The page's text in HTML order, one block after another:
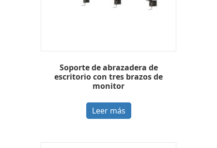
Soporte de abrazadera de
escritorio con tres brazos de
monitor
Leer más